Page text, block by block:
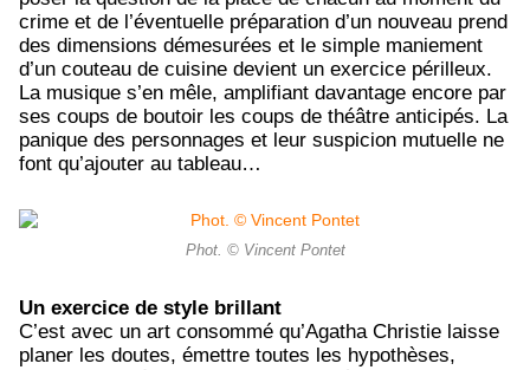
crime et de l’éventuelle préparation d’un nouveau prend
des dimensions démesurées et le simple maniement
d’un couteau de cuisine devient un exercice périlleux.
La musique s’en mêle, amplifiant davantage encore par
ses coups de boutoir les coups de théâtre anticipés. La
panique des personnages et leur suspicion mutuelle ne
font qu’ajouter au tableau…
Phot. © Vincent Pontet
Un exercice de style brillant
C’est avec un art consommé qu’Agatha Christie laisse
planer les doutes, émettre toutes les hypothèses,